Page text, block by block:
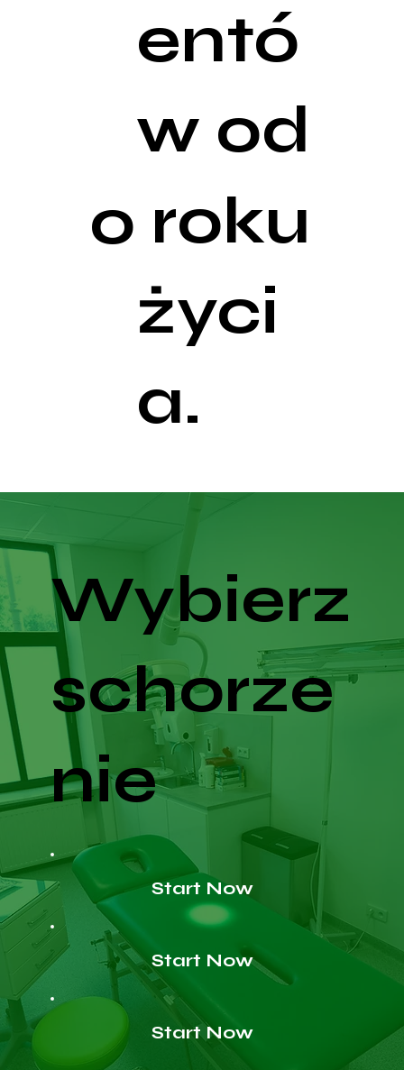
entó
w od
0 roku
życi
a.
Wybierz
schorze
nie
Start Now
Start Now
Start Now